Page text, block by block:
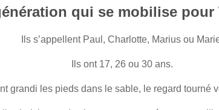
qui se mobilise pour
Ils s’appellent Paul, Charlotte, Marius ou
Ils ont 17, 26 ou 30 ans.
grandi les pieds dans le sable, le regard tourné